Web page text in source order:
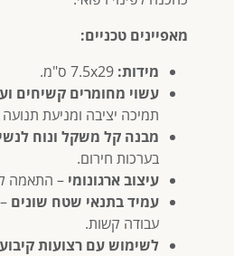
מאפיינים טכניים:
מידות:
עשוי מחומרים קשיחים
תמיכה יציבה ומניעת
מבנה קל משקל ונוח
בערכות חירום.
עיצוב ארגונומי – התאמה
עמיד בתנאי שטח שונים
עבודה קשות.
לשימוש עם רצועות קיבוע